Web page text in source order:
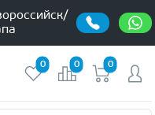
0 0 0